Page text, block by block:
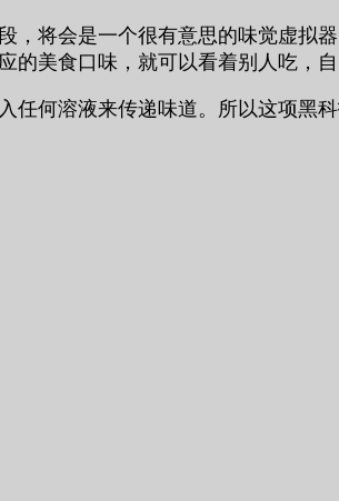
将会是一个很有意思的味觉虚拟
美食口味，就可以看着别人吃，
何溶液来传递味道。所以这项黑